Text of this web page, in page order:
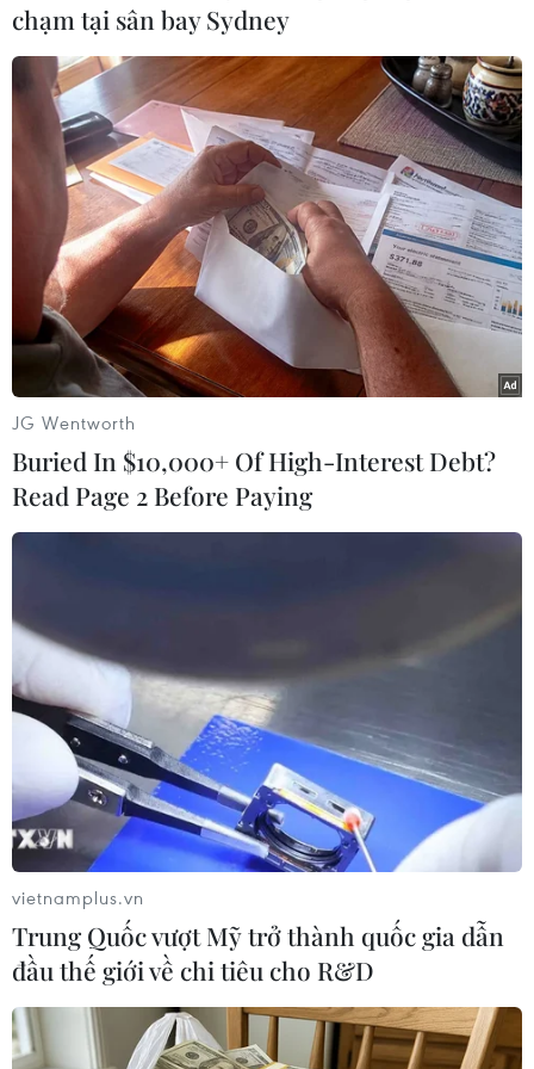
Bộ trưởng Bộ Khoa học và Công nghệ Huỳnh Thành Đạt đánh
giá cao những thành tựu của Cục Sở hữu trí tuệ. (Ảnh: Minh
Sơn/Vietnam+)
Bộ trưởng Bộ Khoa học và Công nghệ Huỳnh
Thành Đạt cho biết trải qua 40 năm xây dựng và
phát triển, Cục Sở hữu trí tuệ đã không ngừng
phấn đấu, nỗ lực hoàn thành tốt nhiệm vụ được
"Thay mặt Ban cán sự đảng, Lãnh đạo Bộ Khoa
học và Công nghệ, tôi ghi nhận, đánh giá cao và
biểu dương những nỗ lực, cố gắng của các thế
hệ công chức, viên chức, người lao động của
Cục Sở hữu trí tuệ và những thành tích xuất sắc
mà Cục Sở hữu trí tuệ đã đạt được trong suốt
chặng đường lịch sử vừa qu," ông Đạt nói./.
(Vietnam+)
chạm tại sân bay Sydney
JG Wentworth
Buried In $10,000+ Of High-Interest Debt?
Read Page 2 Before Paying
vietnamplus.vn
Trung Quốc vượt Mỹ trở thành quốc gia dẫn
đầu thế giới về chi tiêu cho R&D